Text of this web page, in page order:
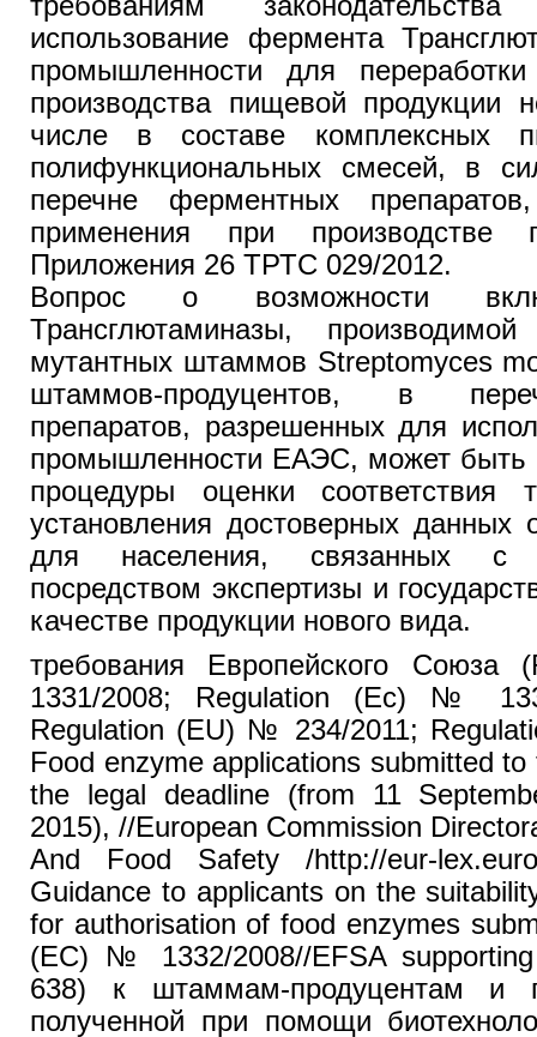
использование фермента
промышленности для
производства пищевой продукции
числе в составе комплексных
полифункциональных смесей, в
перечне ферментных
применения при производстве
Приложения 26 ТРТС 029/2012.
Вопрос о возможности
Трансглютаминазы,
мутантных штаммов Streptomyces
штаммов-продуцентов, в
препаратов, разрешенных для
промышленности ЕАЭС, может быть
процедуры оценки соответствия
установления достоверных данных
для населения, связанных с
посредством экспертизы и
качестве продукции нового вида.
требования Европейского Союза
1331/2008; Regulation (Ec) №
Regulation (EU) № 234/2011;
Food enzyme applications submitted
the legal deadline (from 11
2015), //European Commission
And Food Safety /http://eur-
Guidance to applicants on the
for authorisation of food enzymes
(EC) № 1332/2008//EFSA
638) к штаммам-продуцентам и
полученной при помощи